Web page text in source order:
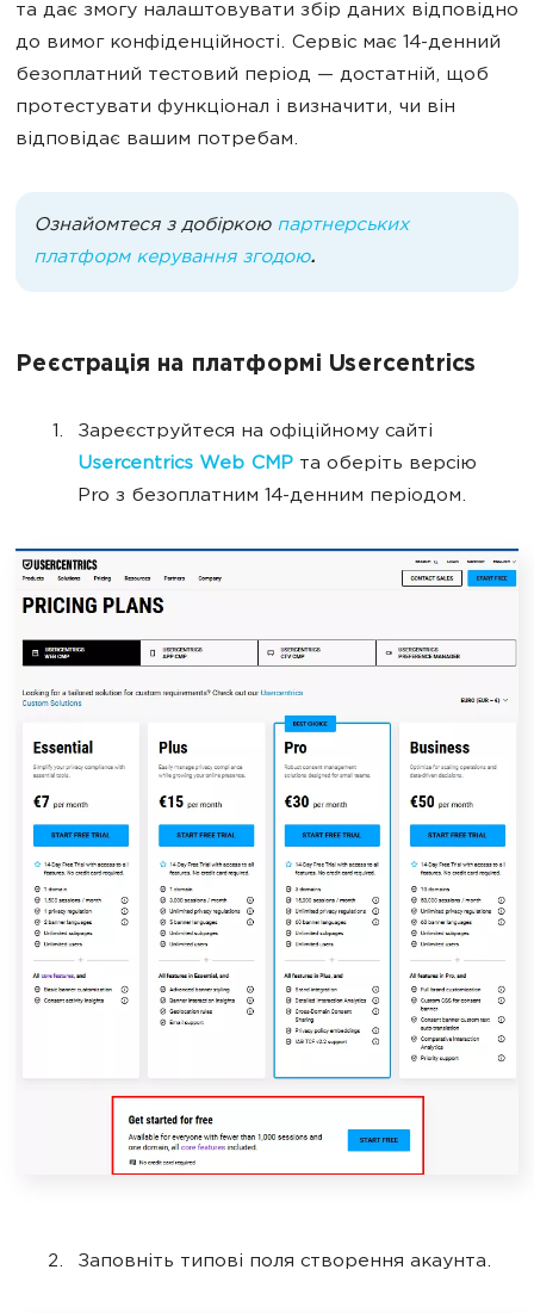
та дає змогу налаштовувати збір даних відповідно
до вимог конфіденційності. Сервіс має 14-денний
безоплатний тестовий період — достатній, щоб
протестувати функціонал і визначити, чи він
відповідає вашим потребам.
Ознайомтеся з добіркою партнерських
платформ керування згодою.
Реєстрація на платформі Usercentrics
Зареєструйтеся на офіційному сайті
Usercentrics Web CMP та оберіть версію
Pro з безоплатним 14-денним періодом.
Заповніть типові поля створення акаунта.